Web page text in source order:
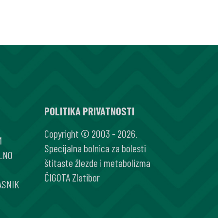
POLITIKA PRIVATNOSTI
Copyright © 2003 - 2026.
Specijalna bolnica za bolesti
štitaste žlezde i metabolizma
ČIGOTA Zlatibor